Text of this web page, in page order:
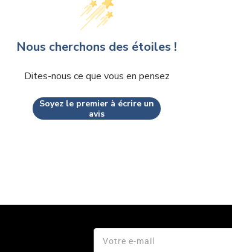
Nous cherchons des étoiles !
Dites-nous ce que vous en pensez
Soyez le premier à écrire un
avis
Votre e-mail